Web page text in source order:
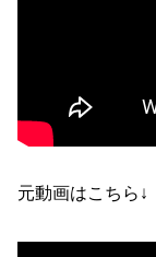
元動画はこちら↓